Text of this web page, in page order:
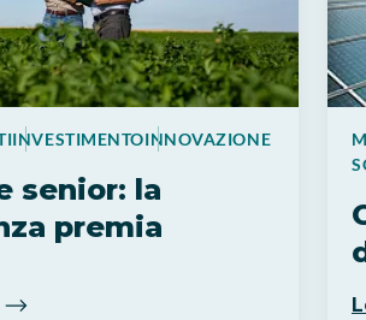
INVESTIMENTOINNOVAZIONE
senior: la
premia